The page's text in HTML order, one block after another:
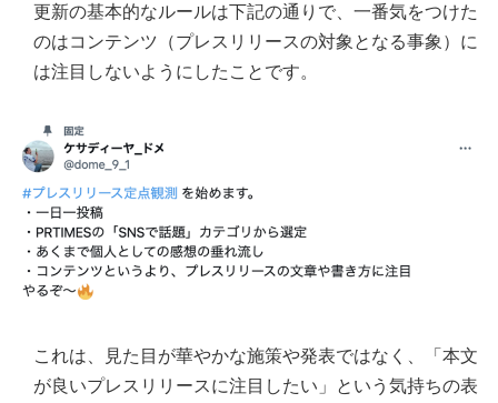
更新の基本的なルールは下記の通りで、一番気をつけた
のはコンテンツ（プレスリリースの対象となる事象）に
は注目しないようにしたことです。
これは、見た目が華やかな施策や発表ではなく、「本文
が良いプレスリリースに注目したい」という気持ちの表